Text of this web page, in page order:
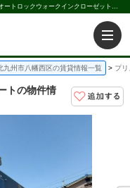
プリメーラ藤原 折尾の3LDK賃貸アパート！ペット可エアコンオートロックウォークインクローゼット宅配ボックス｜株式会社ハウス倶楽部
九州市八幡西区の賃貸情報一覧 プ
トの物件情